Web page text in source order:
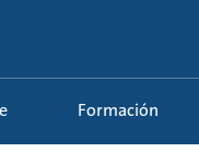
Formación